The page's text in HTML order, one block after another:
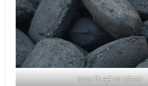
चावल के भूसे का कोयला